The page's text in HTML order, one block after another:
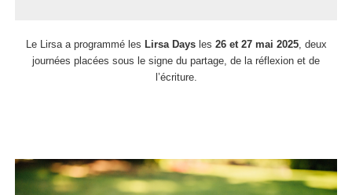
Le Lirsa a programmé les Lirsa Daysles 26 et 27 mai 2025, deux
journées placées sous le signe du partage, de la réflexion et de
l’écriture.